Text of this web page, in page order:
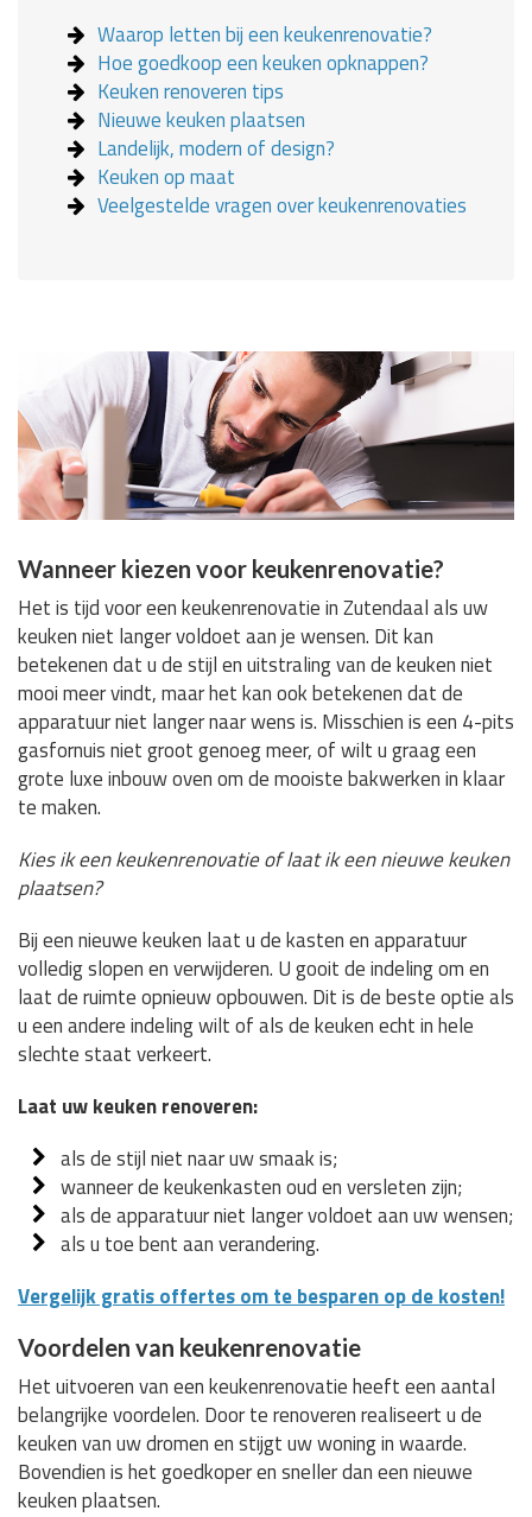
Waarop letten bij een keukenrenovatie?
Hoe goedkoop een keuken opknappen?
Keuken renoveren tips
Nieuwe keuken plaatsen
Landelijk, modern of design?
Keuken op maat
Veelgestelde vragen over keukenrenovaties
Wanneer kiezen voor keukenrenovatie?
Het is tijd voor een keukenrenovatie in Zutendaal als uw
keuken niet langer voldoet aan je wensen. Dit kan
betekenen dat u de stijl en uitstraling van de keuken niet
mooi meer vindt, maar het kan ook betekenen dat de
apparatuur niet langer naar wens is. Misschien is een 4-pits
gasfornuis niet groot genoeg meer, of wilt u graag een
grote luxe inbouw oven om de mooiste bakwerken in klaar
te maken.
Kies ik een keukenrenovatie of laat ik een nieuwe keuken
plaatsen?
Bij een nieuwe keuken laat u de kasten en apparatuur
volledig slopen en verwijderen. U gooit de indeling om en
laat de ruimte opnieuw opbouwen. Dit is de beste optie als
u een andere indeling wilt of als de keuken echt in hele
slechte staat verkeert.
Laat uw keuken renoveren:
als de stijl niet naar uw smaak is;
wanneer de keukenkasten oud en versleten zijn;
als de apparatuur niet langer voldoet aan uw wensen;
als u toe bent aan verandering.
Vergelijk gratis offertes om te besparen op de kosten!
Voordelen van keukenrenovatie
Het uitvoeren van een keukenrenovatie heeft een aantal
belangrijke voordelen. Door te renoveren realiseert u de
keuken van uw dromen en stijgt uw woning in waarde.
Bovendien is het goedkoper en sneller dan een nieuwe
keuken plaatsen.